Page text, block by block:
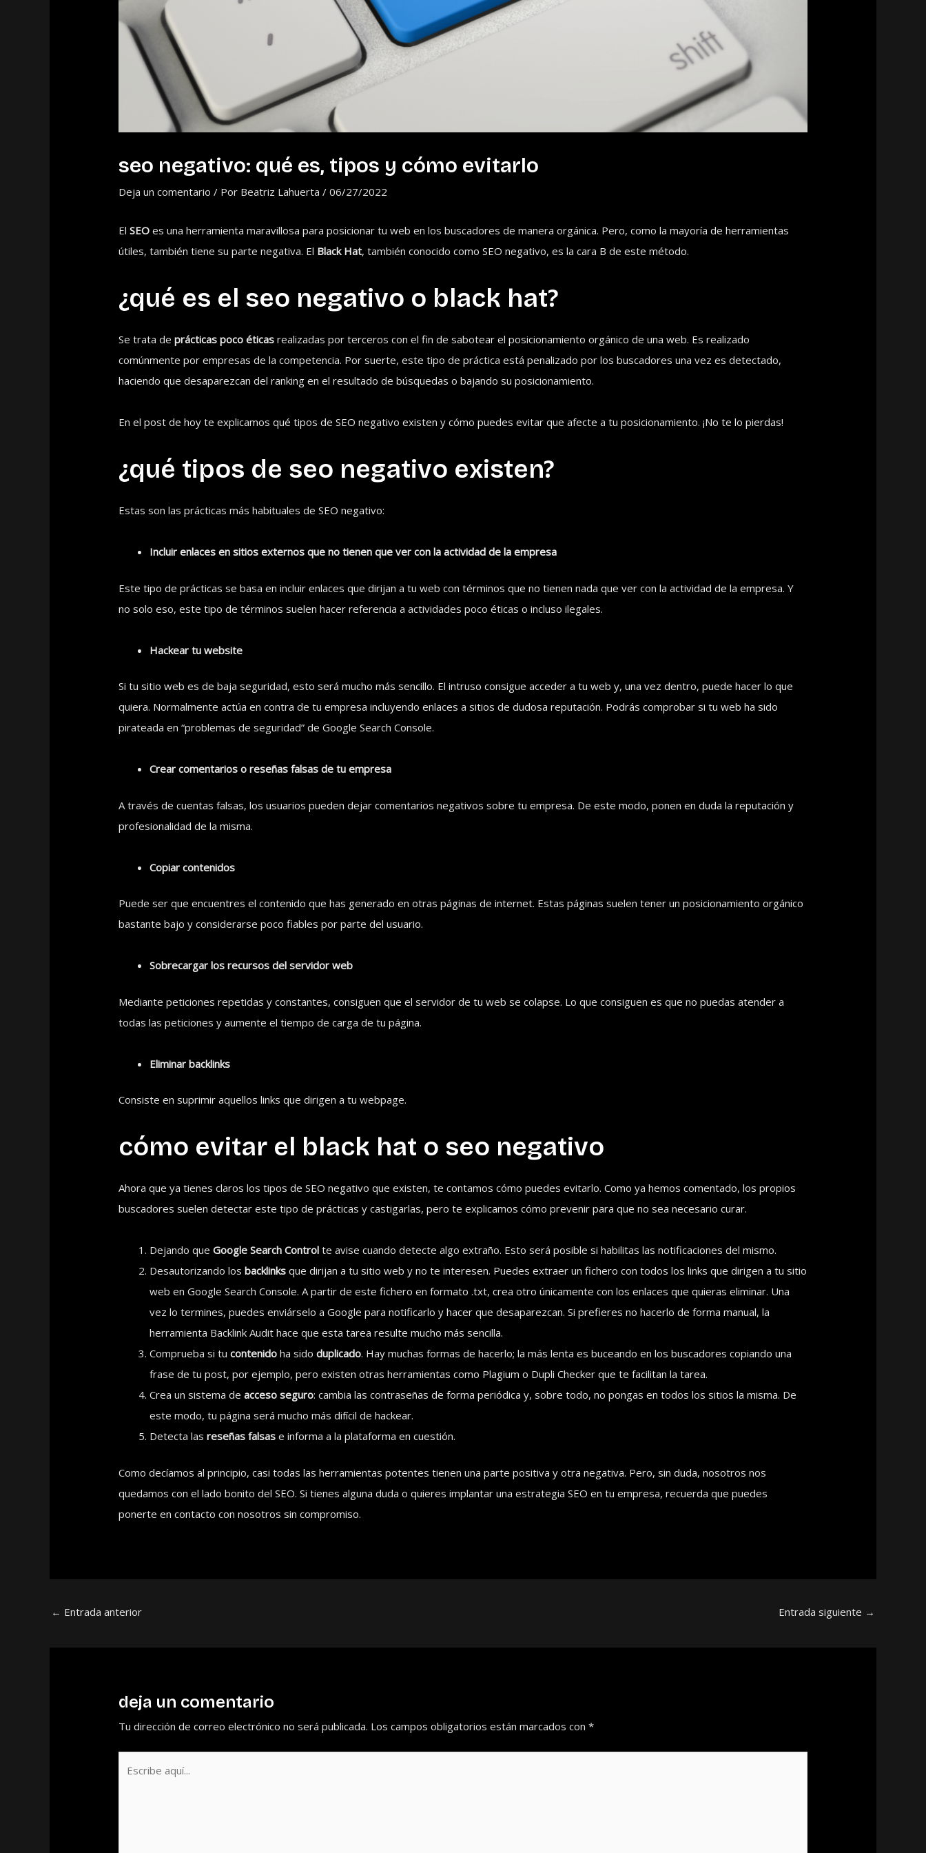
seo negativo: qué es, tipos y cómo evitarlo
Deja un comentario / Por Beatriz Lahuerta/06/27/2022
ElSEO es una herramienta maravillosa para posicionar tu web en los buscadores de manera orgánica. Pero, como la mayoría de herramientas
útiles, también tiene su parte negativa. El Black Hat, también conocido como SEO negativo, es la cara B de este método.
¿qué es el seo negativo o black hat?
Se trata deprácticas poco éticas realizadas por terceros con el fin de sabotear el posicionamiento orgánico de una web. Es realizado
comúnmente por empresas de la competencia. Por suerte, este tipo de práctica está penalizado por los buscadores una vez es detectado,
haciendo que desaparezcan del ranking en el resultado de búsquedas o bajando su posicionamiento.
En el post de hoy te explicamos qué tipos de SEO negativo existen y cómo puedes evitar que afecte a tu posicionamiento. ¡No te lo pierdas!
¿qué tipos de seo negativo existen?
Estas son las prácticas más habituales de SEO negativo:
Incluir enlaces en sitios externos que no tienen que ver con la actividad de la empresa
Este tipo de prácticas se basa en incluir enlaces que dirijan a tu web con términos que no tienen nada que ver con la actividad de la empresa. Y
no solo eso, este tipo de términos suelen hacer referencia a actividades poco éticas o incluso ilegales.
Hackear tu website
Si tu sitio web es de baja seguridad, esto será mucho más sencillo. El intruso consigue acceder a tu web y, una vez dentro, puede hacer lo que
quiera. Normalmente actúa en contra de tu empresa incluyendo enlaces a sitios de dudosa reputación. Podrás comprobar si tu web ha sido
pirateada en “problemas de seguridad” de Google Search Console.
Crear comentarios o reseñas falsas de tu empresa
A través de cuentas falsas, los usuarios pueden dejar comentarios negativos sobre tu empresa. De este modo, ponen en duda la reputación y
profesionalidad de la misma.
Copiar contenidos
Puede ser que encuentres el contenido que has generado en otras páginas de internet. Estas páginas suelen tener un posicionamiento orgánico
bastante bajo y considerarse poco fiables por parte del usuario.
Sobrecargar los recursos del servidor web
Mediante peticiones repetidas y constantes, consiguen que el servidor de tu web se colapse. Lo que consiguen es que no puedas atender a
todas las peticiones y aumente el tiempo de carga de tu página.
Eliminar backlinks
Consiste en suprimir aquellos links que dirigen a tu webpage.
cómo evitar el black hat o seo negativo
Ahora que ya tienes claros los tipos de SEO negativo que existen, te contamos cómo puedes evitarlo. Como ya hemos comentado, los propios
buscadores suelen detectar este tipo de prácticas y castigarlas, pero te explicamos cómo prevenir para que no sea necesario curar.
Dejando queGoogle Search Control te avise cuando detecte algo extraño. Esto será posible si habilitas las notificaciones del mismo.
Desautorizando losbacklinks que dirijan a tu sitio web y no te interesen. Puedes extraer un fichero con todos los links que dirigen a tu sitio
web en Google Search Console. A partir de este fichero en formato .txt, crea otro únicamente con los enlaces que quieras eliminar. Una
vez lo termines, puedes enviárselo a Google para notificarlo y hacer que desaparezcan. Si prefieres no hacerlo de forma manual, la
herramienta Backlink Audit hace que esta tarea resulte mucho más sencilla.
Comprueba si tucontenido ha sidoduplicado. Hay muchas formas de hacerlo; la más lenta es buceando en los buscadores copiando una
frase de tu post, por ejemplo, pero existen otras herramientas como Plagium o Dupli Checker que te facilitan la tarea.
Crea un sistema deacceso seguro: cambia las contraseñas de forma periódica y, sobre todo, no pongas en todos los sitios la misma. De
este modo, tu página será mucho más difícil de hackear.
Detecta lasreseñas falsas e informa a la plataforma en cuestión.
Como decíamos al principio, casi todas las herramientas potentes tienen una parte positiva y otra negativa. Pero, sin duda, nosotros nos
quedamos con el lado bonito del SEO. Si tienes alguna duda o quieres implantar una estrategia SEO en tu empresa, recuerda que puedes
ponerte en contacto con nosotros sin compromiso.
← Entrada anterior Entrada siguiente →
deja un comentario
Tu dirección de correo electrónico no será publicada. Los campos obligatorios están marcados con*